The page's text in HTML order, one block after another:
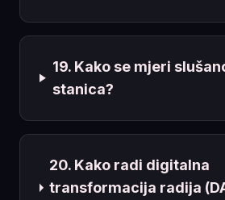
19. Kako se mjeri
stanica?
20. Kako radi digitalna
transformacija radija